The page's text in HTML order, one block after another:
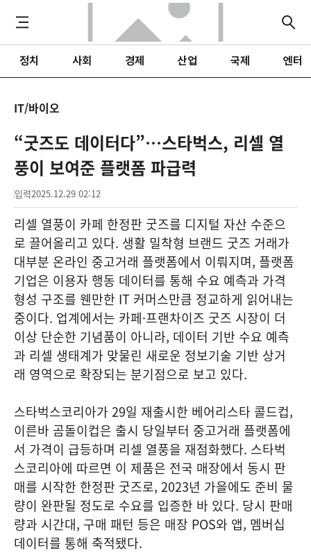
정치 사회 경제 산업 국제 엔터
IT/바이오
“굿즈도 데이터다”…스타벅스, 리셀 열
풍이 보여준 플랫폼 파급력
입력2025.12.29 02:12
리셀 열풍이 카페 한정판 굿즈를 디지털 자산 수준으
로 끌어올리고 있다. 생활 밀착형 브랜드 굿즈 거래가
대부분 온라인 중고거래 플랫폼에서 이뤄지며, 플랫폼
기업은 이용자 행동 데이터를 통해 수요 예측과 가격
형성 구조를 웬만한 IT 커머스만큼 정교하게 읽어내는
중이다. 업계에서는 카페·프랜차이즈 굿즈 시장이 더
이상 단순한 기념품이 아니라, 데이터 기반 수요 예측
과 리셀 생태계가 맞물린 새로운 정보기술 기반 상거
래 영역으로 확장되는 분기점으로 보고 있다.
스타벅스코리아가 29일 재출시한 베어리스타 콜드컵,
이른바 곰돌이컵은 출시 당일부터 중고거래 플랫폼에
서 가격이 급등하며 리셀 열풍을 재점화했다. 스타벅
스코리아에 따르면 이 제품은 전국 매장에서 동시 판
매를 시작한 한정판 굿즈로, 2023년 가을에도 준비 물
량이 완판될 정도로 수요를 입증한 바 있다. 당시 판매
량과 시간대, 구매 패턴 등은 매장 POS와 앱, 멤버십
데이터를 통해 축적됐다.